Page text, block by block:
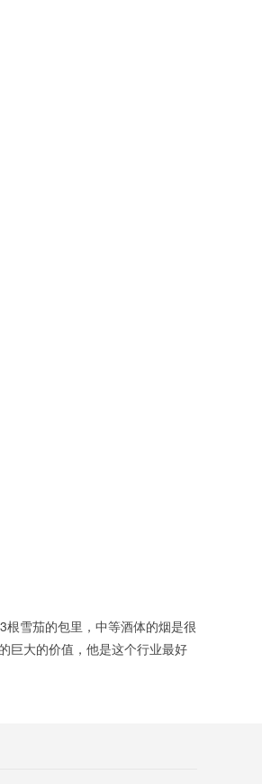
雪茄的包里，中等酒体的烟是很
巨大的价值，他是这个行业最好